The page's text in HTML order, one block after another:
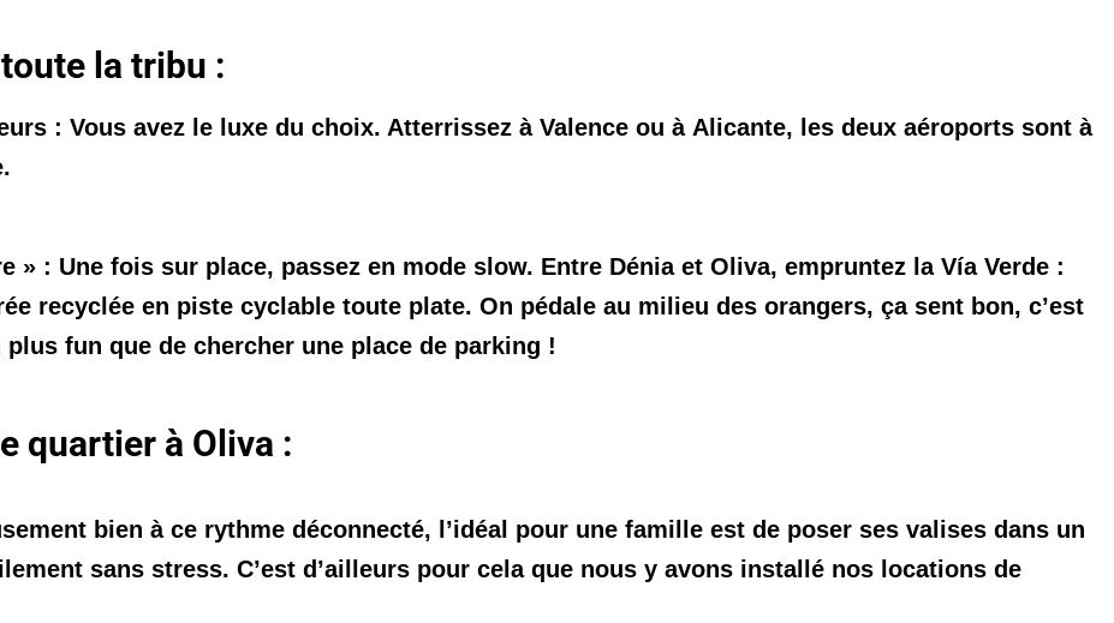
la tribu :
: Vous avez le luxe du choix. Atterrissez àValence ou à Alicante, les deux aéroports sont à
» : Une fois sur place, passez en mode slow. Entre Dénia et Oliva, empruntez la Vía Verde:
recyclée en piste cyclable toute plate. On pédale au milieu des orangers, ça sent bon, c’est
plus fun que de chercher une place de parking !
quartier à Oliva :
bien à ce rythme déconnecté, l’idéal pour une famille est de poser ses valises dans un
sans stress. C’est d’ailleurs pour cela que nous y avons installé nos locations de